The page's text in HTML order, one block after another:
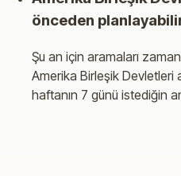
önceden
Şu an için aramaları
Amerika Birleşik Devletleri
haftanın 7 günü istediğin